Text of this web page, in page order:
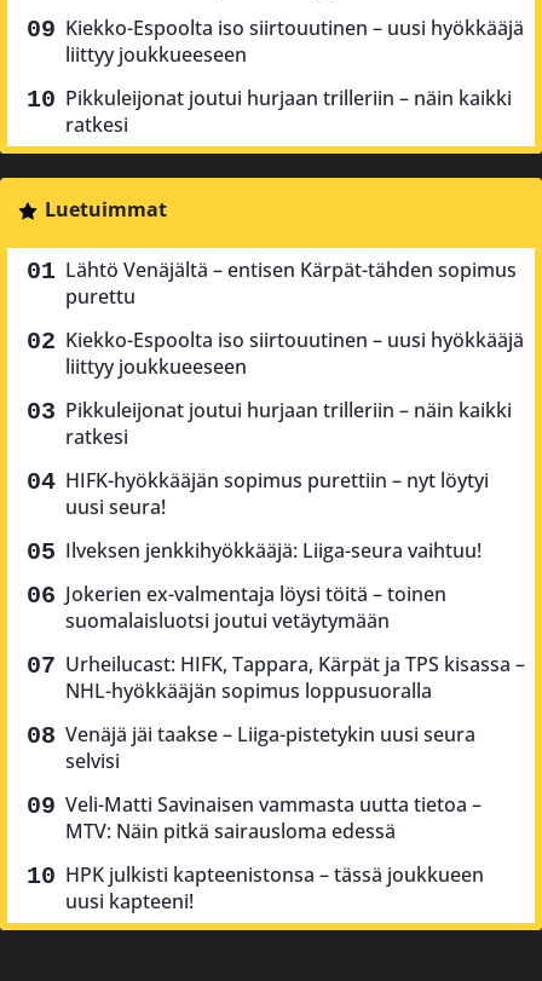
Kiekko-Espoolta iso siirtouutinen – uusi hyökkääjä
liittyy joukkueeseen
Pikkuleijonat joutui hurjaan trilleriin – näin kaikki
ratkesi
Luetuimmat
Lähtö Venäjältä – entisen Kärpät-tähden sopimus
purettu
Kiekko-Espoolta iso siirtouutinen – uusi hyökkääjä
liittyy joukkueeseen
Pikkuleijonat joutui hurjaan trilleriin – näin kaikki
ratkesi
HIFK-hyökkääjän sopimus purettiin – nyt löytyi
uusi seura!
Ilveksen jenkkihyökkääjä: Liiga-seura vaihtuu!
Jokerien ex-valmentaja löysi töitä – toinen
suomalaisluotsi joutui vetäytymään
Urheilucast: HIFK, Tappara, Kärpät ja TPS kisassa –
NHL-hyökkääjän sopimus loppusuoralla
Venäjä jäi taakse – Liiga-pistetykin uusi seura
selvisi
Veli-Matti Savinaisen vammasta uutta tietoa –
MTV: Näin pitkä sairausloma edessä
HPK julkisti kapteenistonsa – tässä joukkueen
uusi kapteeni!